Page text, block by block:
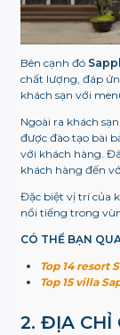
Bên cạnh đó
chất lượng, đáp
khách sạn với
Ngoài ra khách
được đào tạo bài
với khách hàng.
khách hàng đến
Đặc biệt vị trí của
nổi tiếng trong
CÓ THỂ BẠN
Top 14 resort
Top 15 villa
2. ĐỊA CHỈ